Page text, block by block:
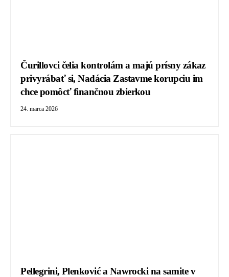
Čurillovci čelia kontrolám a majú prísny zákaz
privyrábať si, Nadácia Zastavme korupciu im
chce pomôcť finančnou zbierkou
24. marca 2026
Pellegrini, Plenković a Nawrocki na samite v